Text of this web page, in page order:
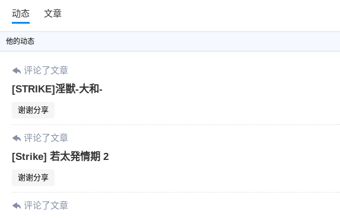
动态 文章
他的动态
评论了文章
[STRIKE]淫獣-大和-
谢谢分享
评论了文章
[Strike] 若太発情期 2
谢谢分享
评论了文章